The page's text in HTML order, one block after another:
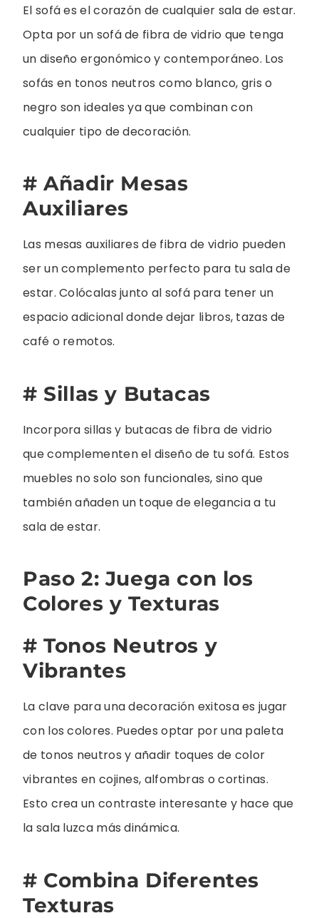
El sofá es el corazón de cualquier sala de estar.
Opta por un sofá de fibra de vidrio que tenga
un diseño ergonómico y contemporáneo. Los
sofás en tonos neutros como blanco, gris o
negro son ideales ya que combinan con
cualquier tipo de decoración.
# Añadir Mesas
Auxiliares
Las mesas auxiliares de fibra de vidrio pueden
ser un complemento perfecto para tu sala de
estar. Colócalas junto al sofá para tener un
espacio adicional donde dejar libros, tazas de
café o remotos.
# Sillas y Butacas
Incorpora sillas y butacas de fibra de vidrio
que complementen el diseño de tu sofá. Estos
muebles no solo son funcionales, sino que
también añaden un toque de elegancia a tu
sala de estar.
Paso 2: Juega con los
Colores y Texturas
# Tonos Neutros y
Vibrantes
La clave para una decoración exitosa es jugar
con los colores. Puedes optar por una paleta
de tonos neutros y añadir toques de color
vibrantes en cojines, alfombras o cortinas.
Esto crea un contraste interesante y hace que
la sala luzca más dinámica.
# Combina Diferentes
Texturas